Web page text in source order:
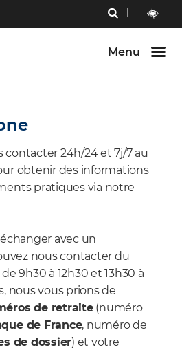
Menu
RECHERCHE
Menu
contacter 24h/24 et 7j/7 au
obtenir des informations
pratiques via notre
avec un
nous contacter du
9h30 à 12h30 et 13h30 à
nous vous prions de
de retraite(numéro
de France, numéro de
de dossier) et votre